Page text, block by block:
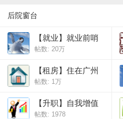
后院窗台
【就业】就业前哨
站
帖数: 20万
【租房】住在广州
帖数: 1万
【升职】自我增值
帖数: 1978